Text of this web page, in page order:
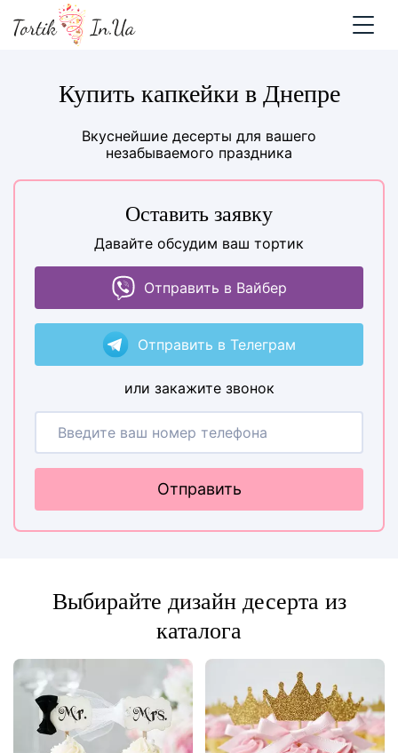
Купить капкейки в Днепре
Вкуснейшие десерты для вашего
незабываемого праздника
Оставить заявку
Давайте обсудим ваш тортик
Отправить в Вайбер
Отправить в Телеграм
или закажите звонок
Отправить
Выбирайте дизайн десерта из
каталога